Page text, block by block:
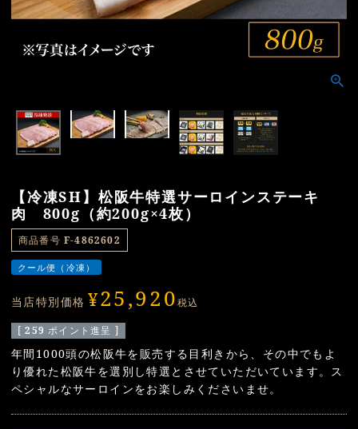
【冷凍SH】松阪牛特選サーロインステーキ
肉 800g（約200g×4枚）
商品番号 F-4862602
クール便（冷凍）
当店特別価格 ¥25,920税込
[ 259 ポイント進呈 ]
年間1000頭の松阪牛を販売する目利きから、その中でもよ
り優れた松阪牛を選別し特選とさせていただいています。ス
ペシャルなサーロインをお楽しみくださいませ。